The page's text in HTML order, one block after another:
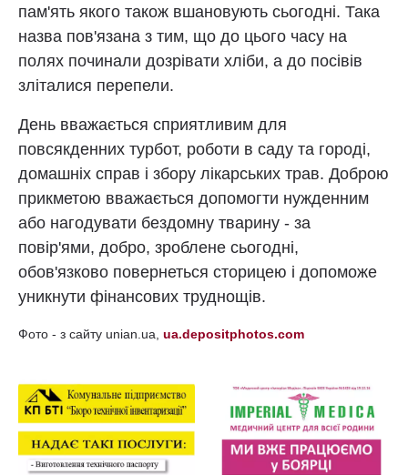
пам'ять якого також вшановують сьогодні. Така
назва пов'язана з тим, що до цього часу на
полях починали дозрівати хліби, а до посівів
зліталися перепели.
День вважається сприятливим для
повсякденних турбот, роботи в саду та городі,
домашніх справ і збору лікарських трав. Доброю
прикметою вважається допомогти нужденним
або нагодувати бездомну тварину - за
повір'ями, добро, зроблене сьогодні,
обов'язково повернеться сторицею і допоможе
уникнути фінансових труднощів.
Фото - з сайту unian.ua, ua.depositphotos.com